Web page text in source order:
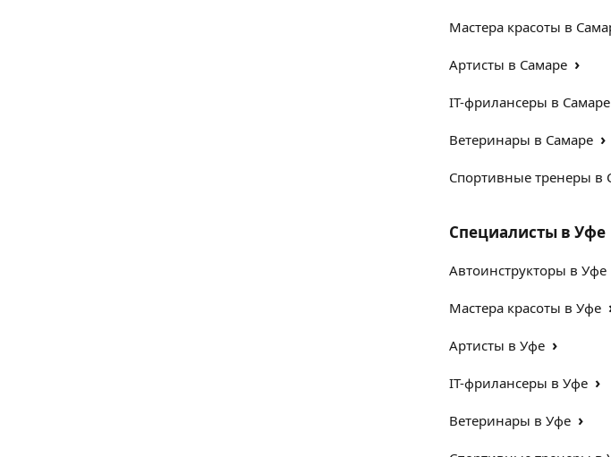
Мастера красоты в
Артисты в Самаре ›
IT-фрилансеры в Самаре
Ветеринары в Самаре ›
Спортивные тренеры в
Специалисты в Уфе
Автоинструкторы в Уфе
Мастера красоты в Уфе
Артисты в Уфе ›
IT-фрилансеры в Уфе ›
Ветеринары в Уфе ›